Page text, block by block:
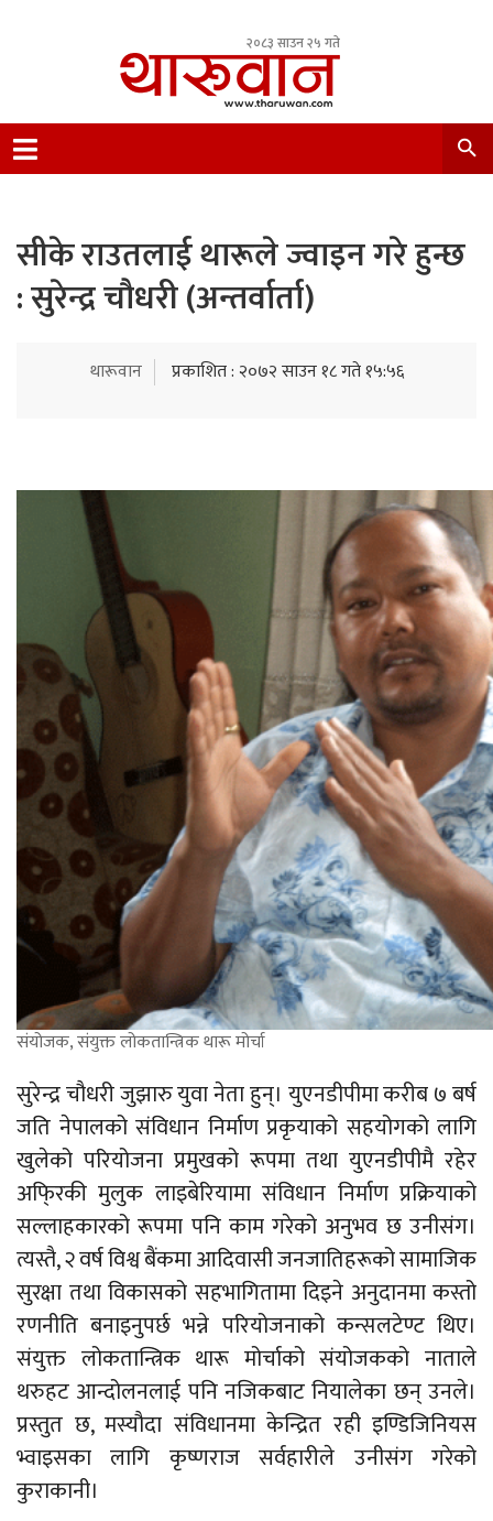
२०८३ साउन २५ गते
Nepal.
सीके राउतलाई थारूले ज्वाइन गरे हुन्छ
: सुरेन्द्र चौधरी (अन्तर्वार्ता)
थारूवान प्रकाशित : २०७२ साउन १८ गते १५:५६
संयोजक, संयुक्त लोकतान्त्रिक थारू मोर्चा
सुरेन्द्र चौधरी जुझारु युवा नेता हुन्। युएनडीपीमा करीब ७ बर्ष
जति नेपालको संविधान निर्माण प्रकृयाको सहयोगको लागि
खुलेको परियोजना प्रमुखको रूपमा तथा युएनडीपीमै रहेर
अफि्रकी मुलुक लाइबेरियामा संविधान निर्माण प्रक्रियाको
सल्लाहकारको रूपमा पनि काम गरेको अनुभव छ उनीसंग।
त्यस्तै, २ वर्ष विश्व बैंकमा आदिवासी जनजातिहरूको सामाजिक
सुरक्षा तथा विकासको सहभागितामा दिइने अनुदानमा कस्तो
रणनीति बनाइनुपर्छ भन्ने परियोजनाको कन्सलटेण्ट थिए।
संयुक्त लोकतान्त्रिक थारू मोर्चाको संयोजकको नाताले
थरुहट आन्दोलनलाई पनि नजिकबाट नियालेका छन् उनले।
प्रस्तुत छ, मस्यौदा संविधानमा केन्द्रित रही इण्डिजिनियस
भ्वाइसका लागि कृष्णराज सर्वहारीले उनीसंग गरेको
कुराकानी।